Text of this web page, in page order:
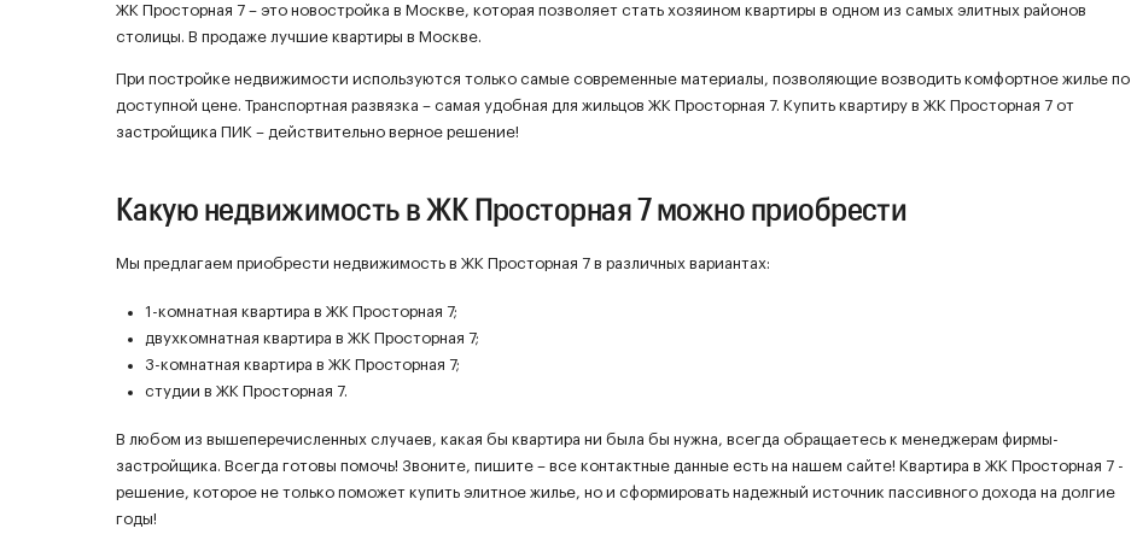
ЖК Просторная 7 – это новостройка в Москве, которая позволяет стать хозяином квартиры в одном из самых элитных районов
столицы. В продаже лучшие квартиры в Москве.
При постройке недвижимости используются только самые современные материалы, позволяющие возводить комфортное жилье по
доступной цене. Транспортная развязка – самая удобная для жильцов ЖК Просторная 7. Купить квартиру в ЖК Просторная 7 от
застройщика ПИК – действительно верное решение!
Какую недвижимость в ЖК Просторная 7 можно приобрести
Мы предлагаем приобрести недвижимость в ЖК Просторная 7 в различных вариантах:
1-комнатная квартира в ЖК Просторная 7;
двухкомнатная квартира в ЖК Просторная 7;
3-комнатная квартира в ЖК Просторная 7;
студии в ЖК Просторная 7.
В любом из вышеперечисленных случаев, какая бы квартира ни была бы нужна, всегда обращаетесь к менеджерам фирмы-
застройщика. Всегда готовы помочь! Звоните, пишите – все контактные данные есть на нашем сайте! Квартира в ЖК Просторная 7 -
решение, которое не только поможет купить элитное жилье, но и сформировать надежный источник пассивного дохода на долгие
годы!